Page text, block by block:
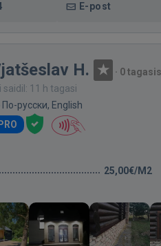
E-post
H. · 0
saidil: 11 h tagasi
По-русски, English
PRO
25,00€/M2